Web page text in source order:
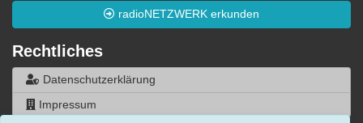
radioNETZWERK erkunden
Rechtliches
Datenschutzerklärung
Impressum